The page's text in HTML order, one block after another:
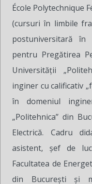
École Polytechnique
(cursuri în limbile
postuniversitară în
pentru Pregătirea
Universității
inginer cu calificativ
în domeniul
„Politehnica” din
Electrică. Cadru
asistent, șef de
Facultatea de
din București și